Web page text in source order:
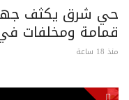
قمامة ومخلفات
منذ 18 ساعة